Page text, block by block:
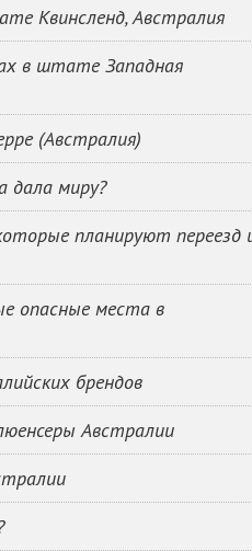
Квинсленд, Австралия
в штате Западная
(Австралия)
дала миру?
планируют переезд
опасные места в
брендов
Австралии